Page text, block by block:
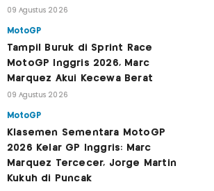
09 Agustus 2026
MotoGP
Tampil Buruk di Sprint Race
MotoGP Inggris 2026, Marc
Marquez Akui Kecewa Berat
09 Agustus 2026
MotoGP
Klasemen Sementara MotoGP
2026 Kelar GP Inggris: Marc
Marquez Tercecer, Jorge Martin
Kukuh di Puncak